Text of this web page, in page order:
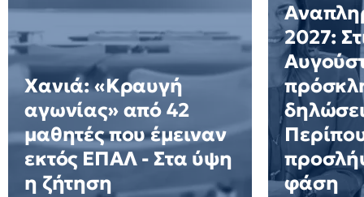
Χανιά: «Κραυγή
αγωνίας» από 42
μαθητές που έμειναν
εκτός ΕΠΑΛ - Στα ύψη
η ζήτηση
2027:
φάση